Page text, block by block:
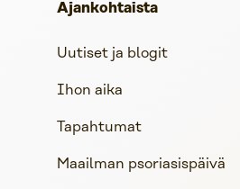
Ajankohtaista
Uutiset ja blogit
Ihon aika
Tapahtumat
Maailman psoriasispäivä